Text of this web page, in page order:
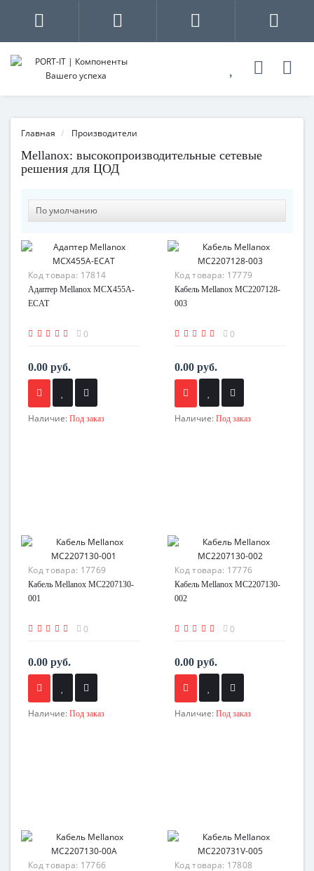
Главная Производители
Mellanox: высокопроизводительные сетевые
решения для ЦОД
Код товара: 17814
Адаптер Mellanox MCX455A-
ECAT
0
0.00 руб.
Наличие: Под заказ
Код товара: 17779
Кабель Mellanox MC2207128-
003
0
0.00 руб.
Наличие: Под заказ
Код товара: 17769
Кабель Mellanox MC2207130-
001
0
0.00 руб.
Наличие: Под заказ
Код товара: 17776
Кабель Mellanox MC2207130-
002
0
0.00 руб.
Наличие: Под заказ
Код товара: 17766 Код товара: 17808